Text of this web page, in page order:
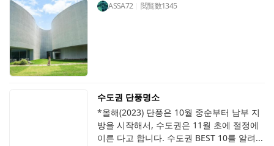
ASSA72 閲覧数1345
수도권 단풍명소
*올해(2023) 단풍은 10월 중순부터 남부 지
방을 시작해서, 수도권은 11월 초에 절정에
이른 다고 합니다. 수도권 BEST 10를 알려...